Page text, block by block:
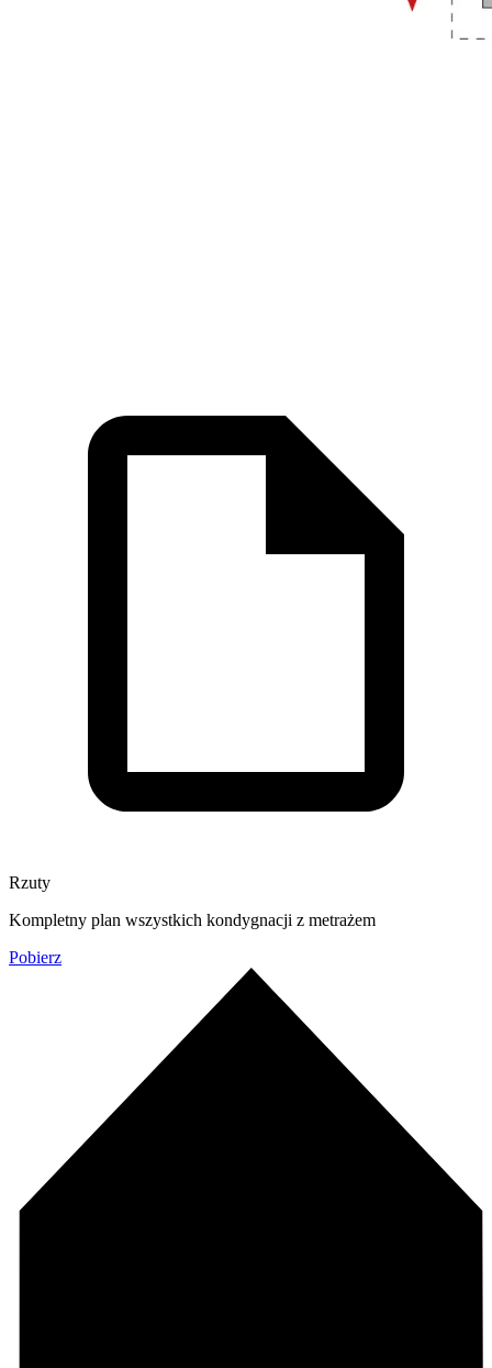
Rzuty
Kompletny plan wszystkich kondygnacji z metrażem
Pobierz